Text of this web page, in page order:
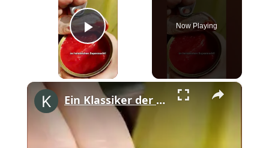
Play Video
Now Playing
×
Ein Klassiker der sizilianischen Küche: Pasta alla Norma #shorts